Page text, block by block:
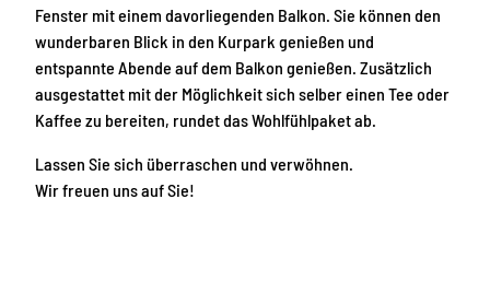
Fenster mit einem davorliegenden Balkon. Sie können den
wunderbaren Blick in den Kurpark genießen und
entspannte Abende auf dem Balkon genießen. Zusätzlich
ausgestattet mit der Möglichkeit sich selber einen Tee oder
Kaffee zu bereiten, rundet das Wohlfühlpaket ab.
Lassen Sie sich überraschen und verwöhnen.
Wir freuen uns auf Sie!